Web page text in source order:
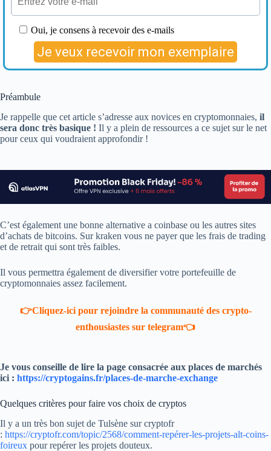
Préambule
Je rappelle que cet article s’adresse aux novices en cryptomonnaies, il
sera donc très basique ! Il y a plein de ressources a ce sujet sur le net
pour ceux qui voudraient approfondir !
C’est également une bonne alternative a coinbase ou les autres sites
d’achats de bitcoins. Sur kraken vous ne payer que les frais de trading
et de retrait qui sont très faibles.
Il vous permettra également de diversifier votre portefeuille de
cryptomonnaies assez facilement.
👉Cliquez-ici pour rejoindre la communauté des crypto-
enthousiastes sur telegram👈
Je vous conseille de lire la page consacrée aux places de marchés
ici : https://cryptogains.fr/places-de-marche-exchange
Quelques critères pour faire vos choix de cryptos
Il y a un très bon sujet de Tulsène sur cryptofr
: https://cryptofr.com/topic/2568/comment-repérer-les-projets-alt-coins-
foireux pour repérer les projets douteux.